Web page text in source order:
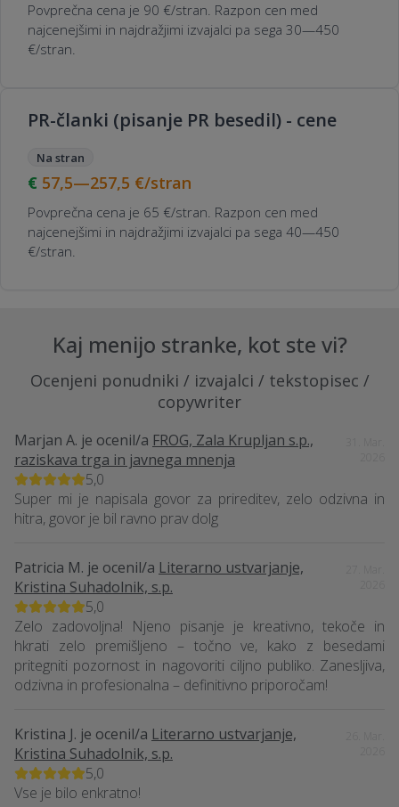
Povprečna cena je 90 €/stran. Razpon cen med
najcenejšimi in najdražjimi izvajalci pa sega 30—450
€/stran.
PR-članki (pisanje PR besedil) - cene
Na stran
57,5—257,5 €/stran
Povprečna cena je 65 €/stran. Razpon cen med
najcenejšimi in najdražjimi izvajalci pa sega 40—450
€/stran.
Kaj menijo stranke, kot ste vi?
Ocenjeni ponudniki / izvajalci / tekstopisec /
copywriter
Marjan A. je ocenil/a FROG, Zala Krupljan s.p.,
raziskava trga in javnega mnenja
5,0
Super mi je napisala govor za prireditev, zelo odzivna in
hitra, govor je bil ravno prav dolg
Patricia M. je ocenil/a Literarno ustvarjanje,
Kristina Suhadolnik, s.p.
5,0
Zelo zadovoljna! Njeno pisanje je kreativno, tekoče in
hkrati zelo premišljeno – točno ve, kako z besedami
pritegniti pozornost in nagovoriti ciljno publiko. Zanesljiva,
odzivna in profesionalna – definitivno priporočam!
Kristina J. je ocenil/a Literarno ustvarjanje,
Kristina Suhadolnik, s.p.
5,0
Vse je bilo enkratno!